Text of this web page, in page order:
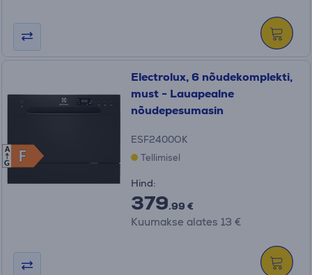
F
F
A
G
Electrolux, 6 nõudekomplekti,
must - Lauapealne
nõudepesumasin
ESF2400OK
Tellimisel
Hind:
379.99 €
Kuumakse alates 13 €